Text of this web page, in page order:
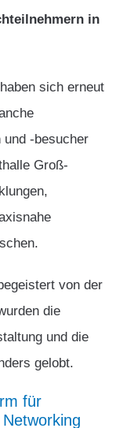
in
sich erneut
und -besucher
Groß-
von der
die
und die
gelobt.
für
Networking